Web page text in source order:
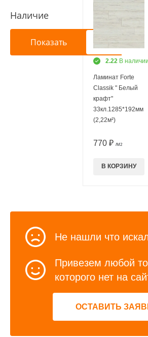
Наличие
2.22 В наличии
Ламинат Forte
Classik " Белый
крафт"
33кл.1285*192мм
(2,22м²)
770 ₽ /М2
В КОРЗИНУ
Не нашли что
Привезем любой
которого нет на
ОСТАВИТЬ